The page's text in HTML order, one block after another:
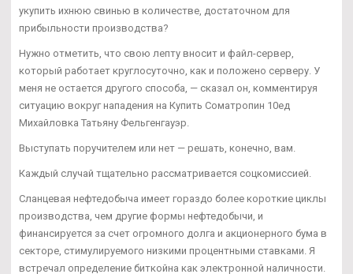
укупить ихнюю свинью в количестве, достаточном для
прибыльности производства?
Нужно отметить, что свою лепту вносит и файл-сервер,
который работает круглосуточно, как и положено серверу. У
меня не остается другого способа, — сказал он, комментируя
ситуацию вокруг нападения на Купить Cоматропин 10ед
Михайловка Татьяну Фельгенгауэр.
Выступать поручителем или нет — решать, конечно, вам.
Каждый случай тщательно рассматривается соцкомиссией.
Сланцевая нефтедобыча имеет гораздо более короткие циклы
производства, чем другие формы нефтедобычи, и
финансируется за счет огромного долга и акционерного бума в
секторе, стимулируемого низкими процентными ставками. Я
встречал определение биткойна как электронной наличности.